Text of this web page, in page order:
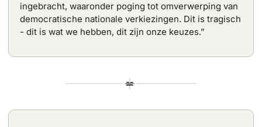
ingebracht, waaronder poging tot omverwerping van
democratische nationale verkiezingen. Dit is tragisch
- dit is wat we hebben, dit zijn onze keuzes.”